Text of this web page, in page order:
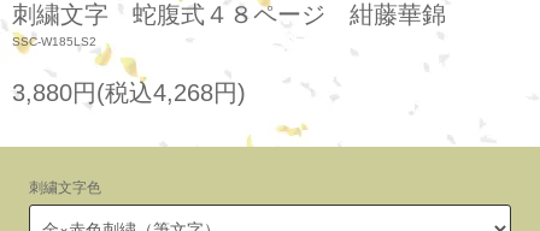
刺繍文字 蛇腹式４８ページ 紺藤華錦
SSC-W185LS2
3,880円(税込4,268円)
刺繍文字色